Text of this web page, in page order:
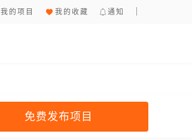
我的项目 我的收藏 通知
免费发布项目